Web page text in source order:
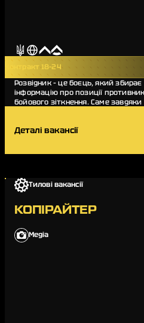
Контракт 18-24
Розвідник – це боєць, який
інформацію про позиції
бойового зіткнення. Саме завдяки
Деталі вакансії
Тилові вакансії
КОПІРАЙТЕР
Медіа